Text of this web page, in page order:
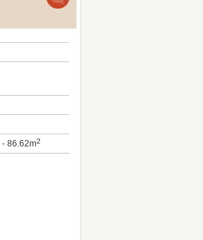
- 86.62m2